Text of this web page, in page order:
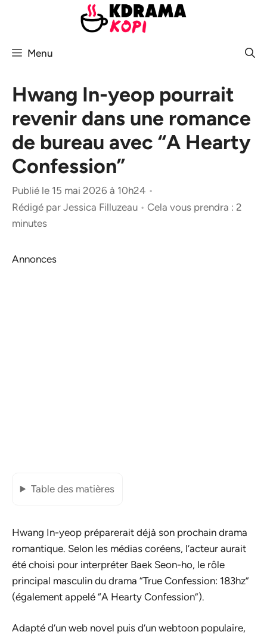
Menu
Hwang In-yeop pourrait
revenir dans une romance
de bureau avec “A Hearty
Confession”
Publié le 15 mai 2026 à 10h24 •
Rédigé par Jessica Filluzeau • Cela vous prendra : 2
minutes
Annonces
Table des matières
Hwang In-yeop préparerait déjà son prochain drama
romantique. Selon les médias coréens, l’acteur aurait
été choisi pour interpréter Baek Seon-ho, le rôle
principal masculin du drama “True Confession: 183hz”
(également appelé “A Hearty Confession”).
Adapté d’un web novel puis d’un webtoon populaire,